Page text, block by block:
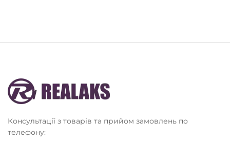
Консультації з товарів та прийом замовлень по
телефону: